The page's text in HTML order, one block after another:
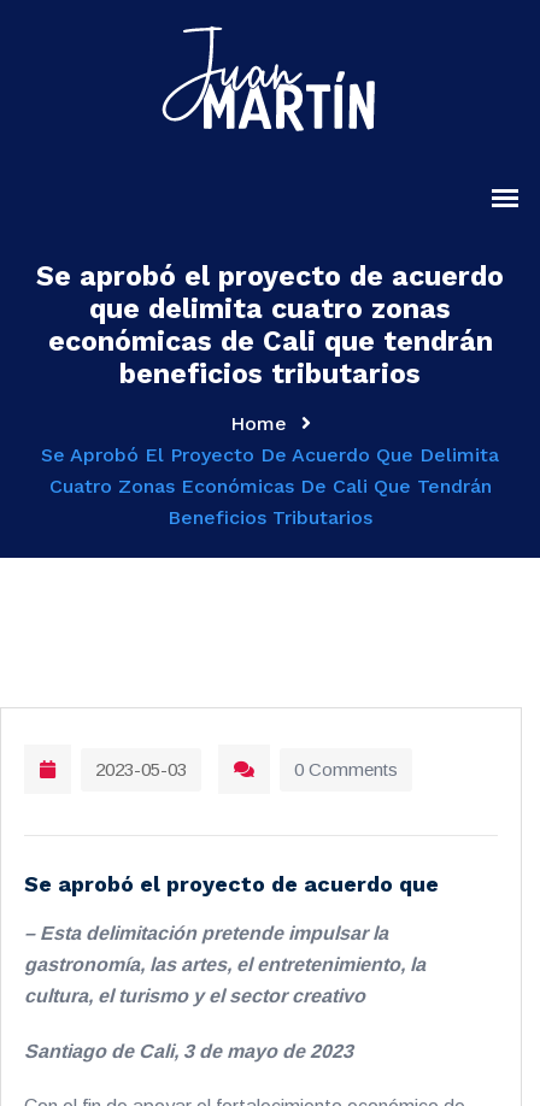
Se aprobó el proyecto de acuerdo
que delimita cuatro zonas
económicas de Cali que tendrán
beneficios tributarios
Home
Se Aprobó El Proyecto De Acuerdo Que Delimita
Cuatro Zonas Económicas De Cali Que Tendrán
Beneficios Tributarios
2023-05-03 0 Comments
Se aprobó el proyecto de acuerdo que
– Esta delimitación pretende impulsar la
gastronomía, las artes, el entretenimiento, la
cultura, el turismo y el sector creativo
Santiago de Cali, 3 de mayo de 2023